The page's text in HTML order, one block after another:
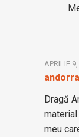
andorra
APRILIE
Dragă
material
meu